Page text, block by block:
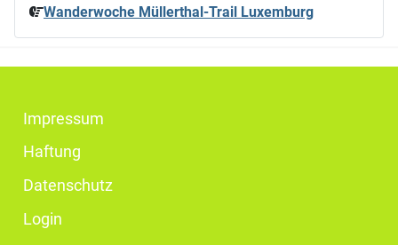
Wanderwoche Müllerthal-Trail Luxemburg
Impressum
Haftung
Datenschutz
Login